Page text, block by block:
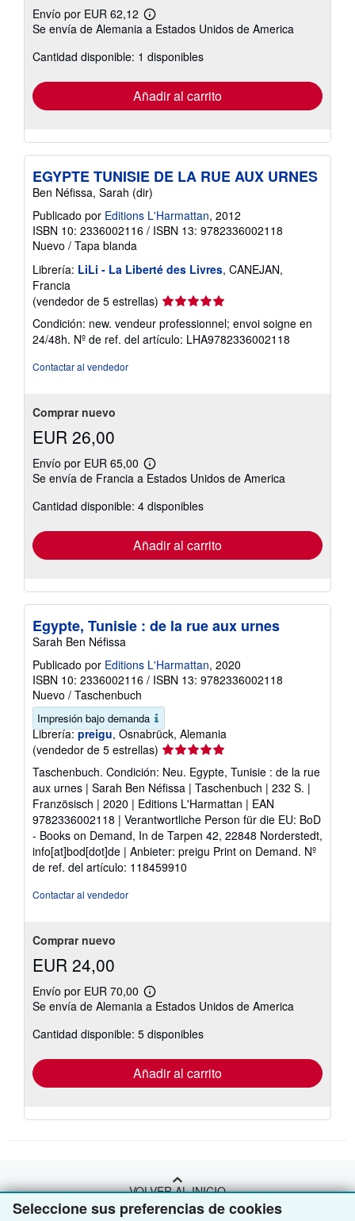
Seleccione sus preferencias de cookies
Envío por EUR 62,12
Más
información
las
tarifas
envío
Se envía de Alemania a Estados Unidos de America
Cantidad disponible: 1 disponibles
Añadir al carrito
EGYPTE TUNISIE DE LA RUE AUX URNES
Ben Néfissa, Sarah (dir)
Publicado por Editions L'Harmattan, 2012
ISBN 10: 2336002116 / ISBN 13: 9782336002118
Nuevo / Tapa blanda
Librería: LiLi - La Liberté des Livres, CANEJAN,
Francia
(vendedor de 5 estrellas) Calificación
vendedor:
5
Condición: new. vendeur professionnel; envoi soigne en
24/48h. Nº de ref. del artículo: LHA9782336002118
Contactar al vendedor
Comprar nuevo
EUR 26,00
Envío por EUR 65,00
Más
información
las
tarifas
envío
Se envía de Francia a Estados Unidos de America
Cantidad disponible: 4 disponibles
Añadir al carrito
Egypte, Tunisie : de la rue aux urnes
Sarah Ben Néfissa
Publicado por Editions L'Harmattan, 2020
ISBN 10: 2336002116 / ISBN 13: 9782336002118
Nuevo / Taschenbuch
Impresión bajo demanda
Librería: preigu, Osnabrück, Alemania
(vendedor de 5 estrellas) Calificación
del
vendedor:
5
de
5
estrellas
Taschenbuch. Condición: Neu. Egypte, Tunisie : de la rue
aux urnes | Sarah Ben Néfissa | Taschenbuch | 232 S. |
Französisch | 2020 | Editions L'Harmattan | EAN
9782336002118 | Verantwortliche Person für die EU: BoD
- Books on Demand, In de Tarpen 42, 22848 Norderstedt,
info[at]bod[dot]de | Anbieter: preigu Print on Demand. Nº
de ref. del artículo: 118459910
Contactar al vendedor
Comprar nuevo
EUR 24,00
Envío por EUR 70,00
Más
información
las
tarifas
envío
Se envía de Alemania a Estados Unidos de America
Cantidad disponible: 5 disponibles
Añadir al carrito
VOLVER AL INICIO